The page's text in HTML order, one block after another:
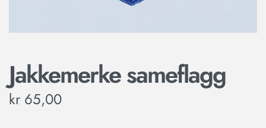
Jakkemerke sameflagg
kr 65,00